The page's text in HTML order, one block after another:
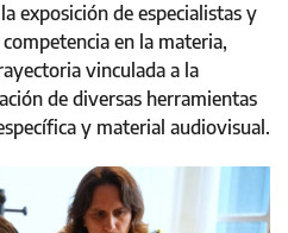
exposición de especialistas y
en la materia,
vinculada a la
de diversas herramientas
y material audiovisual.